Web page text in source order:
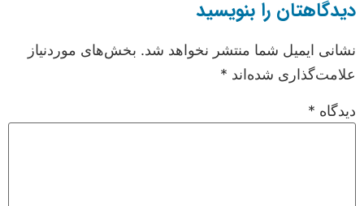
دیدگاهتان را بنویسید
نشانی ایمیل شما منتشر نخواهد شد. بخش‌های موردنیاز
علامت‌گذاری شده‌اند *
دیدگاه *